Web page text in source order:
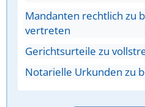
Mandanten rechtlich zu
vertreten
Gerichtsurteile zu
Notarielle Urkunden zu